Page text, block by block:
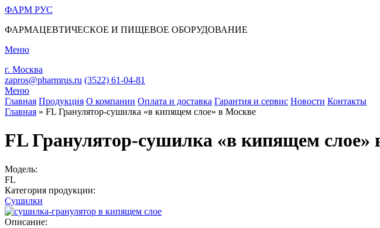
ФАРМ РУС
ФАРМАЦЕВТИЧЕСКОЕ И ПИЩЕВОЕ ОБОРУДОВАНИЕ
Меню
г. Москва
zapros@pharmrus.ru (3522) 61-04-81
Меню
Главная Продукция О компании Оплата и доставка Гарантия и сервис Новости Контакты
Главная » FL Гранулятор-сушилка «в кипящем слое» в Москве
FL Гранулятор-сушилка «в кипящем слое»
Модель:
FL
Категория продукции:
Сушилки
Описание: